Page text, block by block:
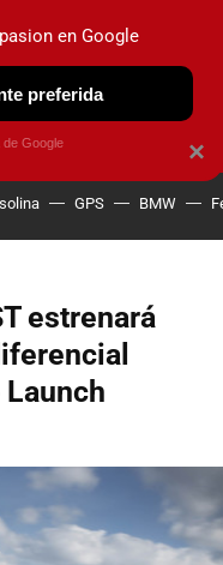
OBSERVATORIO
GPS BMW
estrenará
×
en Google
preferida
Google